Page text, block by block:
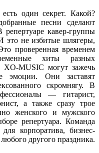
один секрет. Какой?
песни сделают
кавер-группы
это не избитые шлягеры,
проверенная временем
хиты разных
XO-MUSIC могут зажечь
эмоции. Они заставят
скромнягу. В
— гитарист,
а также сразу трое
женского и мужского
репертуара. Команда
корпоратива, бизнес-
другого праздника.